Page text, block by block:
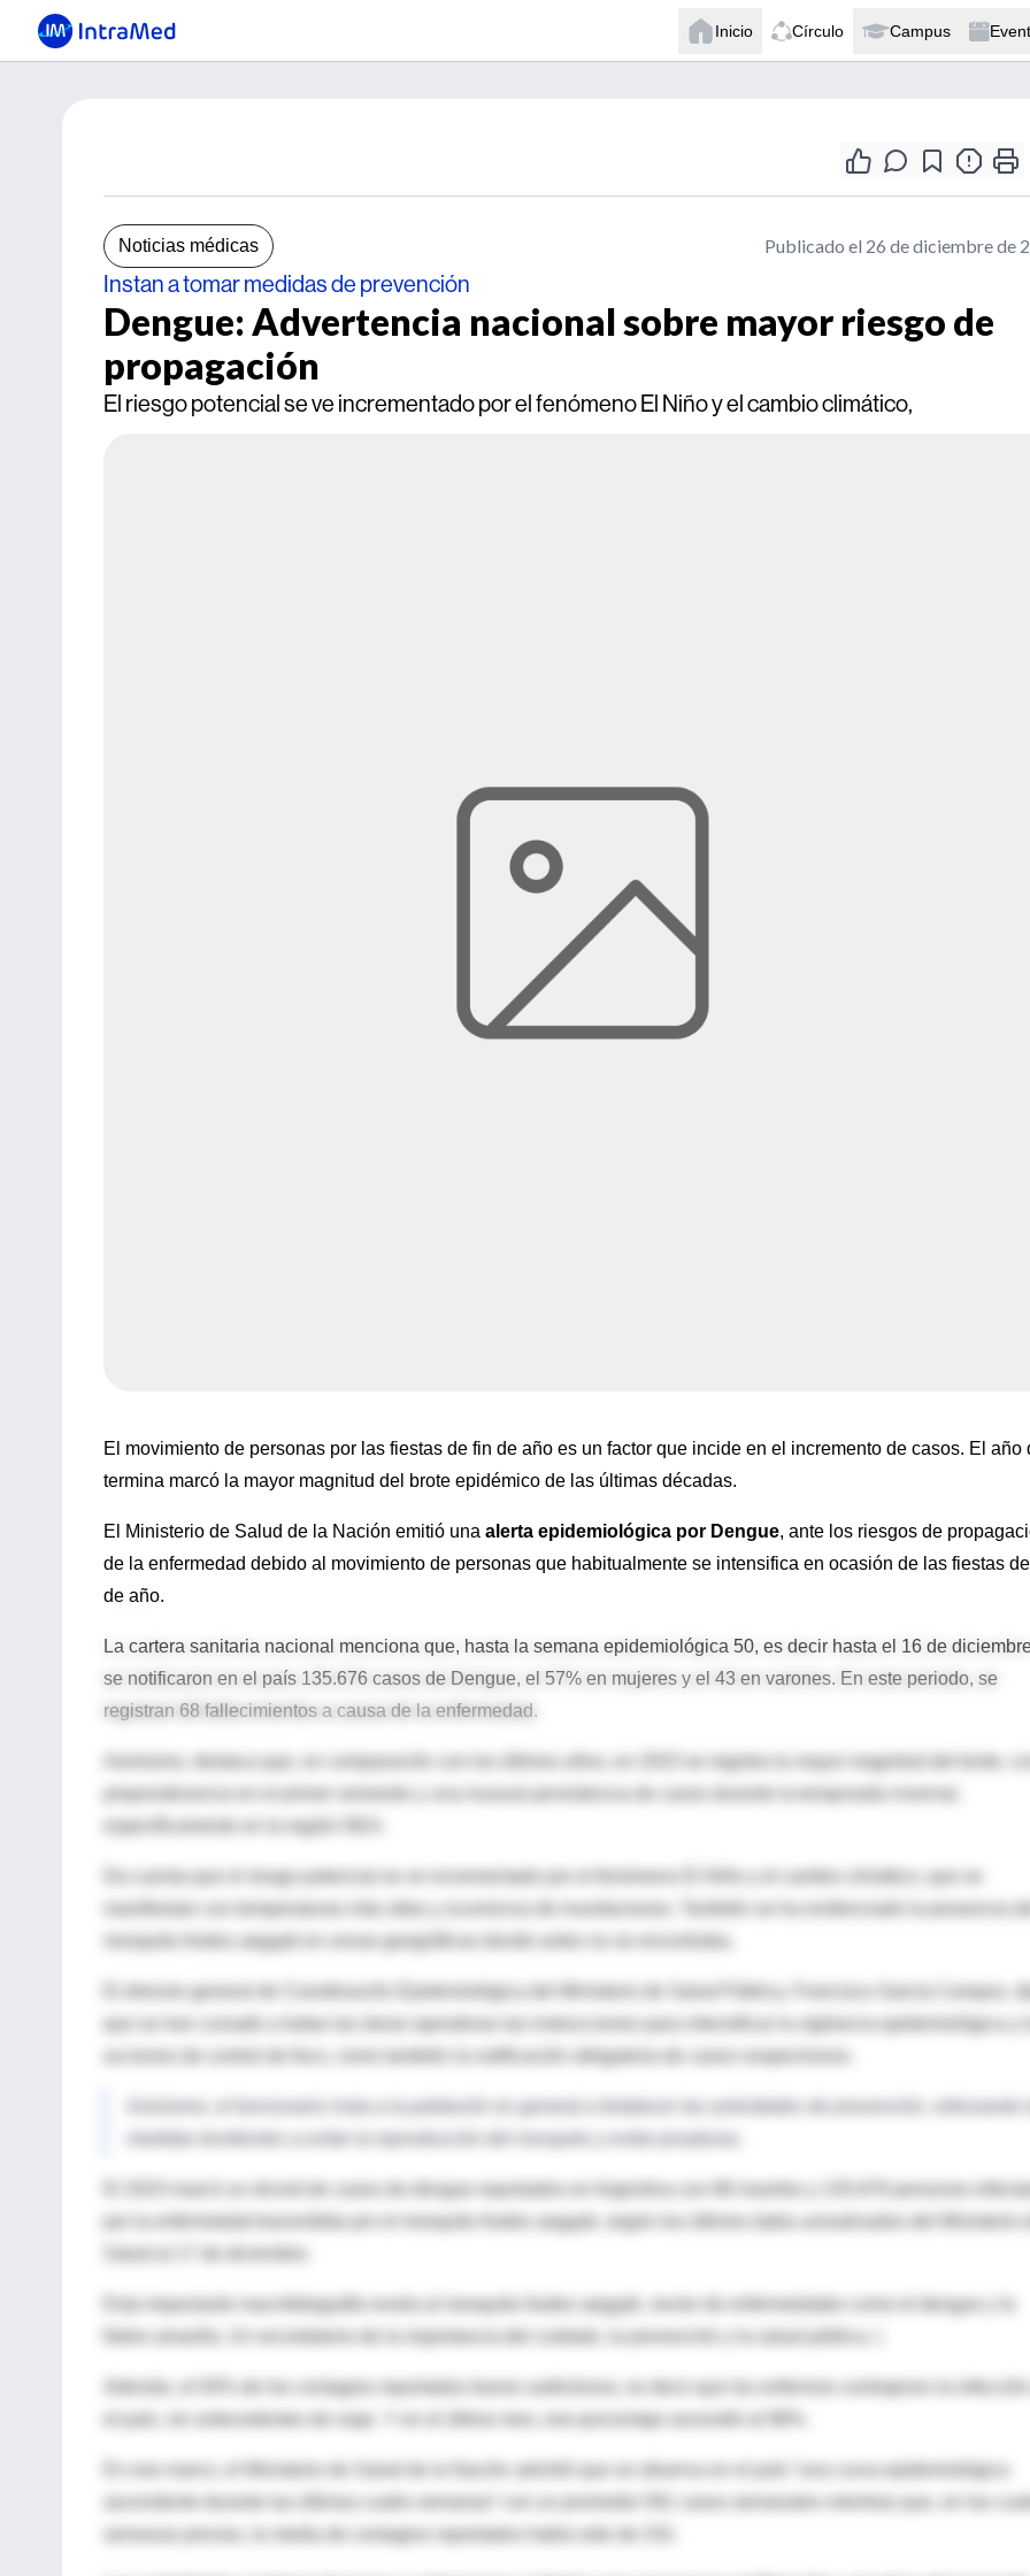
Inicio Círculo Campus
Noticias médicas Publicado el 26 de diciembre de
Instan a tomar medidas de prevención
Dengue: Advertencia nacional sobre mayor riesgo de
propagación
El riesgo potencial se ve incrementado por el fenómeno El Niño y el cambio climático,
El movimiento de personas por las fiestas de fin de año es un factor que incide en el incremento de casos. El año
termina marcó la mayor magnitud del brote epidémico de las últimas décadas.
El Ministerio de Salud de la Nación emitió una alerta epidemiológica por Dengue, ante los riesgos de
de la enfermedad debido al movimiento de personas que habitualmente se intensifica en ocasión de las fiestas
de año.
La cartera sanitaria nacional menciona que, hasta la semana epidemiológica 50, es decir hasta el 16 de
se notificaron en el país 135.676 casos de Dengue, el 57% en mujeres y el 43 en varones. En este periodo, se
registran 68 fallecimientos a causa de la enfermedad.
Asimismo, destaca que, en comparación con los últimos años, en 2023 se registra la mayor magnitud del brote, con
preponderancia en el primer semestre y una inusual persistencia de casos durante la temporada invernal,
específicamente en la región NEA.
Da cuenta que el riesgo potencial se ve incrementado por el fenómeno El Niño y el cambio climático, que se
mosquito Aedes aegypti en zonas geográficas donde antes no se encontraba.
El director general de Coordinación Epidemiológica del Ministerio de Salud Pública, Francisco García Campos,
que se han cursado a todas las áreas operativas las instrucciones para intensificar la vigilancia epidemiológica y
acciones de control de foco, como también la notificación obligatoria de casos sospechosos.
El 2023 marcó un récord de casos de dengue reportados en Argentina con 68 muertes y 135.676 personas
por la enfermedad transmitida por el mosquito Aedes aegypti, según los últimos datos actualizados del Ministerio
Esta impactante macrofotografía revela al mosquito Aedes aegypti, vector de enfermedades como el dengue y la
fiebre amarilla. Un recordatorio de la importancia del cuidado, la prevención y la salud pública. (
Además, el 93% de los contagios reportados fueron autóctonos, es decir que los enfermos contrajeron la infección
el país, sin antecedentes de viaje. Y en el último mes, ese porcentaje ascendió al 98%.
En ese marco, el Ministerio de Salud de la Nación advirtió que se observa en el país “una curva epidemiológica
semanas previas, la media de contagios reportados había sido de 232.